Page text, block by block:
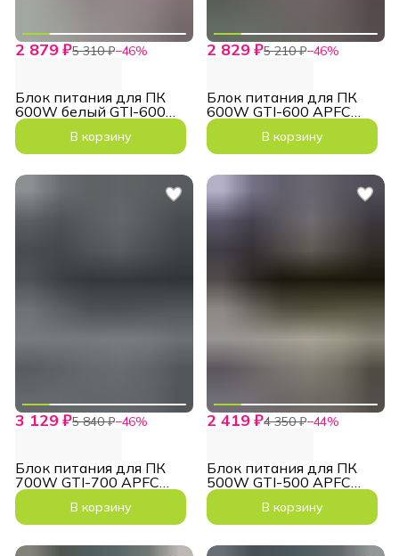
2 879 ₽5 310 ₽−46%
Блок питания для ПК
600W белый GTI-600
ATX 140мм
В корзину
2 829 ₽5 210 ₽−46%
Блок питания для ПК
600W GTI-600 APFC
ATX 140мм
В корзину
3 129 ₽5 840 ₽−46%
Блок питания для ПК
700W GTI-700 APFC
ATX 140мм
В корзину
2 419 ₽4 350 ₽−44%
Блок питания для ПК
500W GTI-500 APFC
ATX 140мм
В корзину